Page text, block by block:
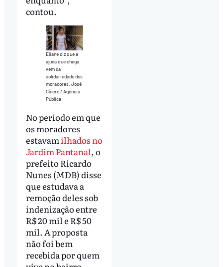
contou.
Eliane diz que a
ajuda que chega
vem da
solidariedade dos
moradores. José
Cícero / Agência
Pública
No período em que
os moradores
estavam ilhados no
Jardim Pantanal, o
prefeito Ricardo
Nunes (MDB) disse
que estudava a
remoção deles sob
indenização entre
R$ 20 mil e R$ 50
mil. A proposta
não foi bem
recebida por quem